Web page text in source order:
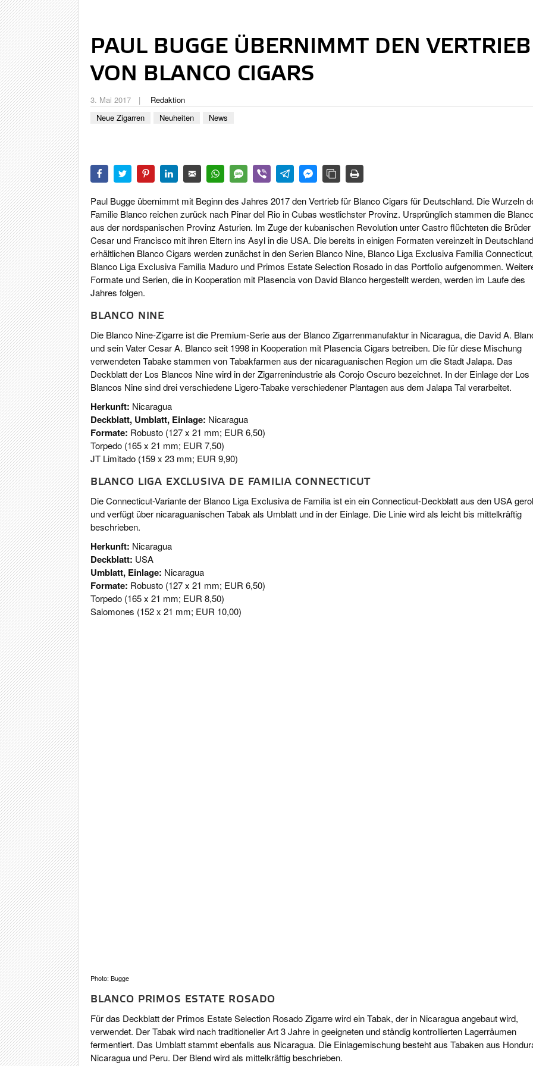
PAUL BUGGE ÜBERNIMMT DEN VERTRIEB
VON BLANCO CIGARS
3. Mai 2017
Redaktion
Neue Zigarren
Neuheiten News
Paul Bugge übernimmt mit Beginn des Jahres 2017 den Vertrieb für Blanco Cigars für Deutschland. Die Wurzeln
Familie Blanco reichen zurück nach Pinar del Rio in Cubas westlichster Provinz. Ursprünglich stammen die
aus der nordspanischen Provinz Asturien. Im Zuge der kubanischen Revolution unter Castro flüchteten die Brüder
Cesar und Francisco mit ihren Eltern ins Asyl in die USA. Die bereits in einigen Formaten vereinzelt in Deutschland
erhältlichen Blanco Cigars werden zunächst in den Serien Blanco Nine, Blanco Liga Exclusiva Familia
Blanco Liga Exclusiva Familia Maduro und Primos Estate Selection Rosado in das Portfolio aufgenommen.
Formate und Serien, die in Kooperation mit Plasencia von David Blanco hergestellt werden, werden im Laufe des
Jahres folgen.
BLANCO NINE
Die Blanco Nine-Zigarre ist die Premium-Serie aus der Blanco Zigarrenmanufaktur in Nicaragua, die David A.
und sein Vater Cesar A. Blanco seit 1998 in Kooperation mit Plasencia Cigars betreiben. Die für diese Mischung
verwendeten Tabake stammen von Tabakfarmen aus der nicaraguanischen Region um die Stadt Jalapa. Das
Deckblatt der Los Blancos Nine wird in der Zigarrenindustrie als Corojo Oscuro bezeichnet. In der Einlage der Los
Blancos Nine sind drei verschiedene Ligero-Tabake verschiedener Plantagen aus dem Jalapa Tal verarbeitet.
Herkunft: Nicaragua
Deckblatt, Umblatt, Einlage: Nicaragua
Formate: Robusto (127 x 21 mm; EUR 6,50)
Torpedo (165 x 21 mm; EUR 7,50)
JT Limitado (159 x 23 mm; EUR 9,90)
BLANCO LIGA EXCLUSIVA DE FAMILIA CONNECTICUT
Die Connecticut-Variante der Blanco Liga Exclusiva de Familia ist ein ein Connecticut-Deckblatt aus den USA
und verfügt über nicaraguanischen Tabak als Umblatt und in der Einlage. Die Linie wird als leicht bis mittelkräftig
beschrieben.
Herkunft: Nicaragua
Deckblatt: USA
Umblatt, Einlage: Nicaragua
Formate: Robusto (127 x 21 mm; EUR 6,50)
Torpedo (165 x 21 mm; EUR 8,50)
Salomones (152 x 21 mm; EUR 10,00)
Photo: Bugge
BLANCO PRIMOS ESTATE ROSADO
Für das Deckblatt der Primos Estate Selection Rosado Zigarre wird ein Tabak, der in Nicaragua angebaut wird,
verwendet. Der Tabak wird nach traditioneller Art 3 Jahre in geeigneten und ständig kontrollierten Lagerräumen
fermentiert. Das Umblatt stammt ebenfalls aus Nicaragua. Die Einlagemischung besteht aus Tabaken aus
Nicaragua und Peru. Der Blend wird als mittelkräftig beschrieben.